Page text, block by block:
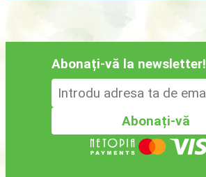
Abonați-vă la newsletter!